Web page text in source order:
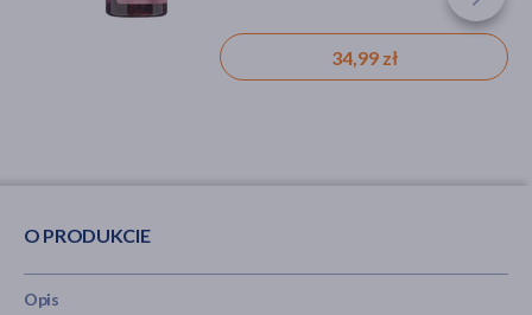
34,99 zł
6,99 zł
O PRODUKCIE
Opis